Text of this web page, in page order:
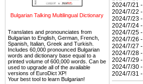
Bulgarian Talking Multilingual Dictionary
Translates and pronounciates from
Bulgarian to English, German, French,
Spanish, Italian, Greek and Turkish.
Includes 60,000 pronounced Bulgarian
words and dictionary base equal to a
printed volume of 600,000 words. Can be
used to upgrade all of the available
versions of EuroDict XP!
Your best tool to learn Bulgarian!
2024/7/21 -
2024/7/22 -
2024/7/23 -
2024/7/24 -
2024/7/25 -
2024/7/26 -
2024/7/27 -
2024/7/28 -
2024/7/29 -
2024/7/30 -
2024/7/31 -